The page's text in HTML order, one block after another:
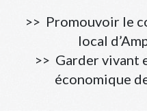
>> Promouvoir le
local
>> Garder vivant
économique